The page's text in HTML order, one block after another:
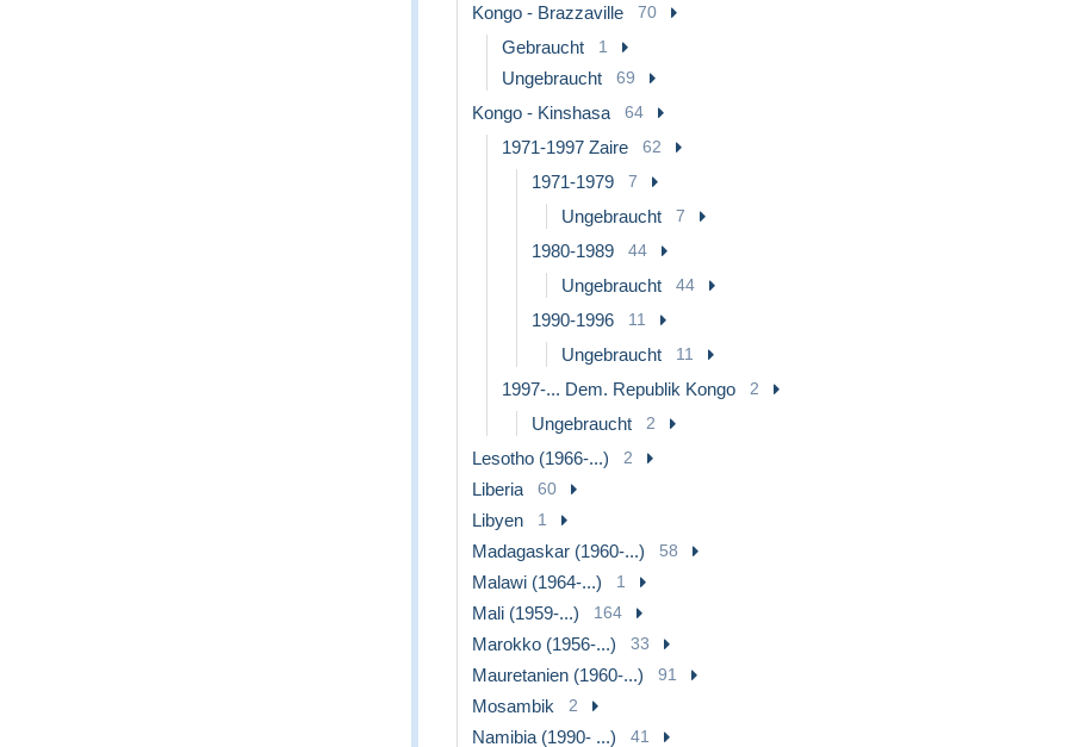
Kongo - Brazzaville 70
Gebraucht 1
Ungebraucht 69
Kongo - Kinshasa 64
1971-1997 Zaire 62
1971-1979 7
Ungebraucht 7
1980-1989 44
Ungebraucht 44
1990-1996 11
Ungebraucht 11
1997-... Dem. Republik Kongo 2
Ungebraucht 2
Lesotho (1966-...) 2
Liberia 60
Libyen 1
Madagaskar (1960-...) 58
Malawi (1964-...) 1
Mali (1959-...) 164
Marokko (1956-...) 33
Mauretanien (1960-...) 91
Mosambik 2
Namibia (1990- ...) 41